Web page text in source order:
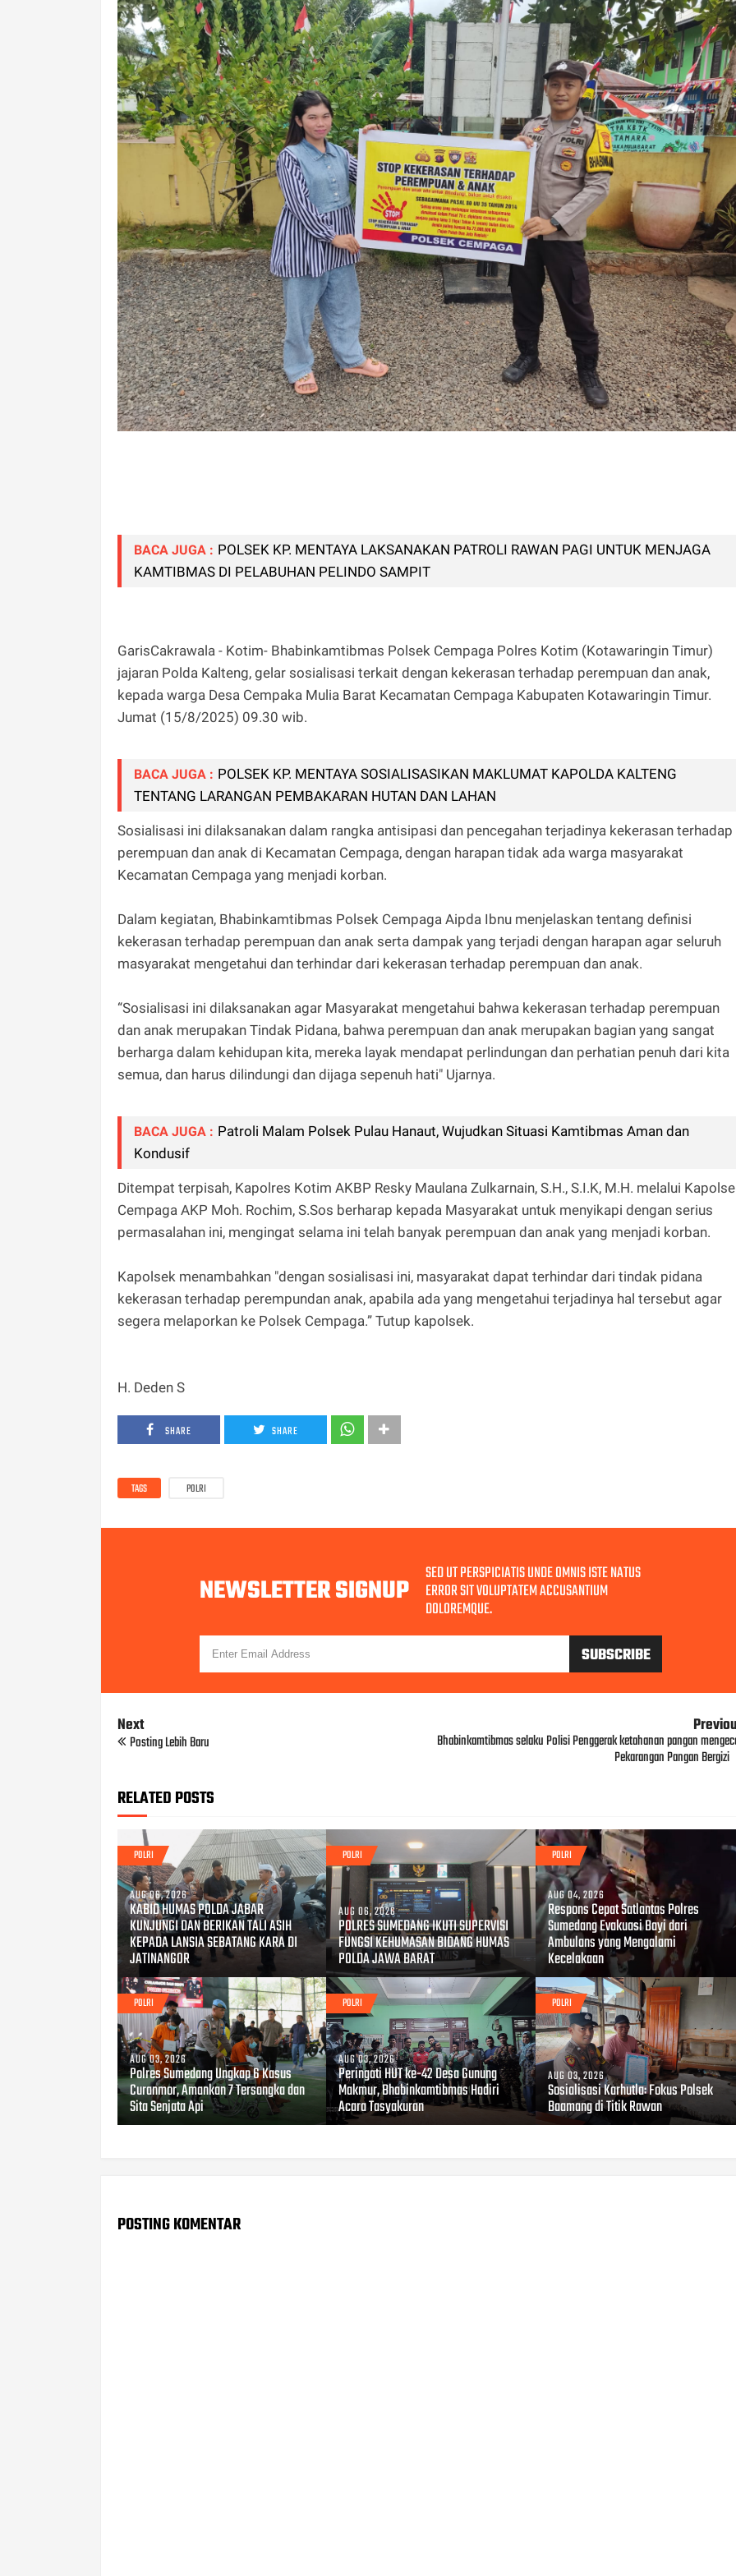
BACA JUGA : POLSEK KP. MENTAYA LAKSANAKAN PATROLI RAWAN PAGI UNTUK MENJAGA
KAMTIBMAS DI PELABUHAN PELINDO SAMPIT
GarisCakrawala - Kotim- Bhabinkamtibmas Polsek Cempaga Polres Kotim (Kotawaringin Timur)
jajaran Polda Kalteng, gelar sosialisasi terkait dengan kekerasan terhadap perempuan dan anak,
kepada warga Desa Cempaka Mulia Barat Kecamatan Cempaga Kabupaten Kotawaringin Timur.
Jumat (15/8/2025) 09.30 wib.
BACA JUGA : POLSEK KP. MENTAYA SOSIALISASIKAN MAKLUMAT KAPOLDA KALTENG
TENTANG LARANGAN PEMBAKARAN HUTAN DAN LAHAN
Sosialisasi ini dilaksanakan dalam rangka antisipasi dan pencegahan terjadinya kekerasan terhadap
perempuan dan anak di Kecamatan Cempaga, dengan harapan tidak ada warga masyarakat
Kecamatan Cempaga yang menjadi korban.
Dalam kegiatan, Bhabinkamtibmas Polsek Cempaga Aipda Ibnu menjelaskan tentang definisi
kekerasan terhadap perempuan dan anak serta dampak yang terjadi dengan harapan agar seluruh
masyarakat mengetahui dan terhindar dari kekerasan terhadap perempuan dan anak.
“Sosialisasi ini dilaksanakan agar Masyarakat mengetahui bahwa kekerasan terhadap perempuan
dan anak merupakan Tindak Pidana, bahwa perempuan dan anak merupakan bagian yang sangat
berharga dalam kehidupan kita, mereka layak mendapat perlindungan dan perhatian penuh dari kita
semua, dan harus dilindungi dan dijaga sepenuh hati" Ujarnya.
BACA JUGA : Patroli Malam Polsek Pulau Hanaut, Wujudkan Situasi Kamtibmas Aman dan
Kondusif
Ditempat terpisah, Kapolres Kotim AKBP Resky Maulana Zulkarnain, S.H., S.I.K, M.H. melalui
Cempaga AKP Moh. Rochim, S.Sos berharap kepada Masyarakat untuk menyikapi dengan serius
permasalahan ini, mengingat selama ini telah banyak perempuan dan anak yang menjadi korban.
Kapolsek menambahkan "dengan sosialisasi ini, masyarakat dapat terhindar dari tindak pidana
kekerasan terhadap perempundan anak, apabila ada yang mengetahui terjadinya hal tersebut agar
segera melaporkan ke Polsek Cempaga.” Tutup kapolsek.
H. Deden S
SHARE SHARE
TAGS POLRI
NEWSLETTER SIGNUP SED UT PERSPICIATIS UNDE OMNIS ISTE NATUS
ERROR SIT VOLUPTATEM ACCUSANTIUM
DOLOREMQUE.
Next
Posting Lebih Baru Bhabinkamtibmas selaku Polisi Penggerak ketahanan pangan
Pekarangan Pangan Bergizi
RELATED POSTS
POLRI
AUG 06, 2026
KABID HUMAS POLDA JABAR
KUNJUNGI DAN BERIKAN TALI ASIH
KEPADA LANSIA SEBATANG KARA DI
JATINANGOR
POLRI
AUG 06, 2026
POLRES SUMEDANG IKUTI SUPERVISI
FUNGSI KEHUMASAN BIDANG HUMAS
POLDA JAWA BARAT
POLRI
AUG 04, 2026
Respons Cepat Satlantas Polres
Sumedang Evakuasi Bayi dari
Ambulans yang Mengalami
Kecelakaan
POLRI
AUG 03, 2026
Polres Sumedang Ungkap 6 Kasus
Curanmor, Amankan 7 Tersangka dan
Sita Senjata Api
POLRI
AUG 03, 2026
Peringati HUT ke-42 Desa Gunung
Makmur, Bhabinkamtibmas Hadiri
Acara Tasyakuran
POLRI
AUG 03, 2026
Sosialisasi Karhutla: Fokus Polsek
Baamang di Titik Rawan
POSTING KOMENTAR